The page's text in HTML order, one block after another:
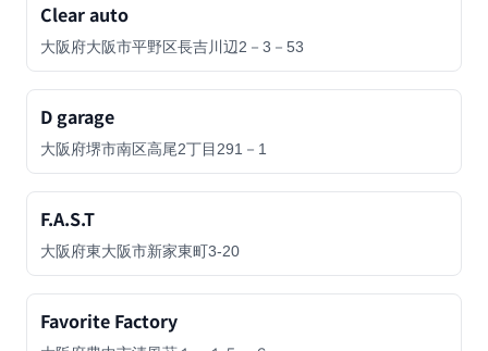
Clear auto
大阪府大阪市平野区長吉川辺2－3－53
D garage
大阪府堺市南区高尾2丁目291－1
F.A.S.T
大阪府東大阪市新家東町3-20
Favorite Factory